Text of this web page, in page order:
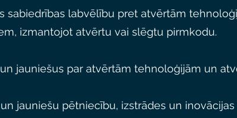
sabiedrības labvēlību pret atvērtām
izmantojot atvērtu vai slēgtu pirmkodu.
jauniešus par atvērtām tehnoloģijām un
jauniešu pētniecību, izstrādes un